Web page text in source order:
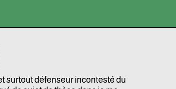
surtout défenseur incontesté du